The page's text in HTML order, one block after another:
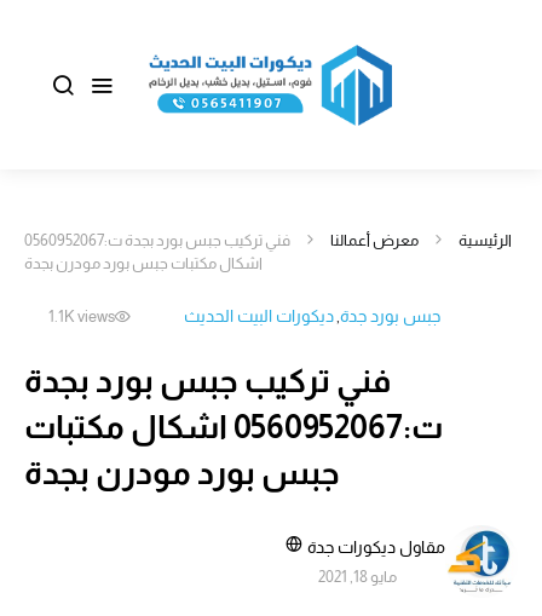
الرئيسية معرض أعمالنا
فني تركيب جبس بورد بجدة ت:0560952067
اشكال مكتبات جبس بورد مودرن بجدة
جبس بورد جدة ديكورات البيت الحديث 1.1K views
فني تركيب جبس بورد بجدة
ت:0560952067 اشكال مكتبات
جبس بورد مودرن بجدة
مقاول ديكورات جدة
مايو 18, 2021